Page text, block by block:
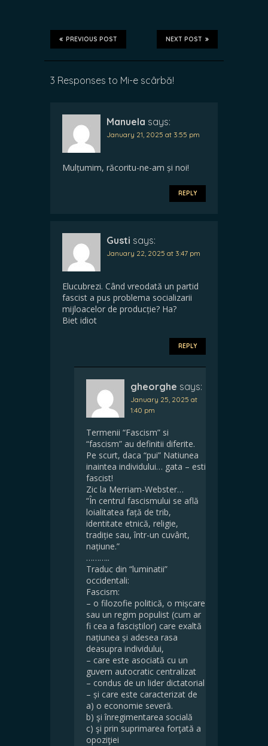
NEXT POST
PREVIOUS POST
3 Responses to Mi-e scârbă!
Manuela says:
January 21, 2025 at 3:55 pm
Mulțumim, răcoritu-ne-am și noi!
REPLY
Gusti says:
January 22, 2025 at 3:47 pm
Elucubrezi. Când vreodată un partid
fascist a pus problema socializarii
mijloacelor de producție? Ha?
Biet idiot
REPLY
gheorghe says:
January 25, 2025 at
1:40 pm
Termenii “Fascism” si
“fascism” au definitii diferite.
Pe scurt, daca “pui” Natiunea
inaintea individului… gata – esti
fascist!
Zic la Merriam-Webster…
“În centrul fascismului se află
loialitatea față de trib,
identitate etnică, religie,
tradiție sau, într-un cuvânt,
națiune.”
………..
Traduc din “luminatii”
occidentali:
Fascism:
– o filozofie politică, o mișcare
sau un regim populist (cum ar
fi cea a fasciștilor) care exaltă
națiunea și adesea rasa
deasupra individului,
– care este asociată cu un
guvern autocratic centralizat
– condus de un lider dictatorial
– și care este caracterizat de
a) o economie severă.
b) şi înregimentarea socială
c) şi prin suprimarea forţată a
opoziţiei